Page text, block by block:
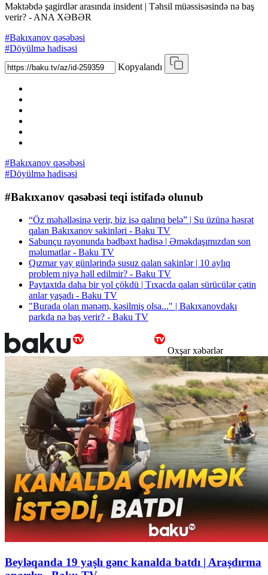
Məktəbdə şagirdlər arasında insident | Təhsil müəssisəsində nə baş
verir? - ANA XƏBƏR
#Bakıxanov qəsəbəsi
#Döyülmə hadisəsi
Kopyalandı
#Bakıxanov qəsəbəsi
#Döyülmə hadisəsi
#Bakıxanov qəsəbəsi teqi istifadə olunub
“Öz məhəlləsinə verir, biz isə qalırıq belə” | Su üzünə həsrət
qalan Bakıxanov sakinləri - Baku TV
Sabunçu rayonunda bədbəxt hadisə | Əməkdaşımızdan son
məlumatlar - Baku TV
Qızmar yay günlərində susuz qalan sakinlər | 10 aylıq
problem niyə həll edilmir? - Baku TV
Paytaxtda daha bir yol çökdü | Tıxacda qalan sürücülər çətin
anlar yaşadı - Baku TV
"Burada olan mənəm, kəsilmiş olsa..." | Bakıxanovdakı
parkda nə baş verir? - Baku TV
Oxşar xəbərlər
Beyləqanda 19 yaşlı gənc kanalda batdı | Araşdırma